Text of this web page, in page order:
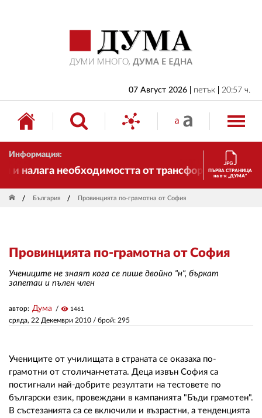
07 Август 2026 петък 20:57 ч.
Информация:
необходимостта от трансформации. ИПЪРВА СТРАНИЦА
на в-к „ДУМА“
България Провинцията по-грамотна от София
Провинцията по-грамотна от София
Учениците не знаят кога се пише двойно "н", бъркат
запетаи и пълен член
сряда, 22 Декември 2010 / брой: 295
автор: Дума visibility 1461
Учениците от училищата в страната се оказаха по-
грамотни от столичанчетата. Деца извън София са
постигнали най-добрите резултати на тестовете по
български език, провеждани в кампанията "Бъди грамотен".
В състезанията са се включили и възрастни, а тенденцията
БЪЛГАРИЯ
ИКОНОМИКА
ИЗБОРИ
СВЯТ
ДРУГИ
АВТОРИ
КОНТАКТИ
РЕКЛАМА
АБОНАМЕНТ